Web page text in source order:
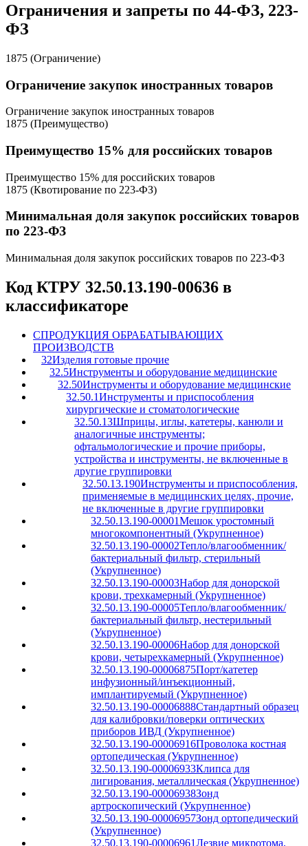
Ограничения и запреты по 44-ФЗ, 223-
ФЗ
1875 (Ограничение)
Ограничение закупок иностранных товаров
Ограничение закупок иностранных товаров
1875 (Преимущество)
Преимущество 15% для российских товаров
Преимущество 15% для российских товаров
1875 (Квотирование по 223-ФЗ)
Минимальная доля закупок российских товаров
по 223-ФЗ
Минимальная доля закупок российских товаров по 223-ФЗ
Код КТРУ 32.50.13.190-00636 в
классификаторе
CПРОДУКЦИЯ ОБРАБАТЫВАЮЩИХ
ПРОИЗВОДСТВ
32Изделия готовые прочие
32.5Инструменты и оборудование медицинские
32.50Инструменты и оборудование медицинские
32.50.1Инструменты и приспособления
хирургические и стоматологические
32.50.13Шприцы, иглы, катетеры, канюли и
аналогичные инструменты;
офтальмологические и прочие приборы,
устройства и инструменты, не включенные в
другие группировки
32.50.13.190Инструменты и приспособления,
применяемые в медицинских целях, прочие,
не включенные в другие группировки
32.50.13.190-00001Мешок уростомный
многокомпонентный (Укрупненное)
32.50.13.190-00002Тепло/влагообменник/
бактериальный фильтр, стерильный
(Укрупненное)
32.50.13.190-00003Набор для донорской
крови, трехкамерный (Укрупненное)
32.50.13.190-00005Тепло/влагообменник/
бактериальный фильтр, нестерильный
(Укрупненное)
32.50.13.190-00006Набор для донорской
крови, четырехкамерный (Укрупненное)
32.50.13.190-00006875Порт/катетер
инфузионный/инъекционный,
имплантируемый (Укрупненное)
32.50.13.190-00006888Стандартный образец
для калибровки/поверки оптических
приборов ИВД (Укрупненное)
32.50.13.190-00006916Проволока костная
ортопедическая (Укрупненное)
32.50.13.190-00006933Клипса для
лигирования, металлическая (Укрупненное)
32.50.13.190-00006938Зонд
артроскопический (Укрупненное)
32.50.13.190-00006957Зонд ортопедический
(Укрупненное)
32.50.13.190-00006961Лезвие микротома,